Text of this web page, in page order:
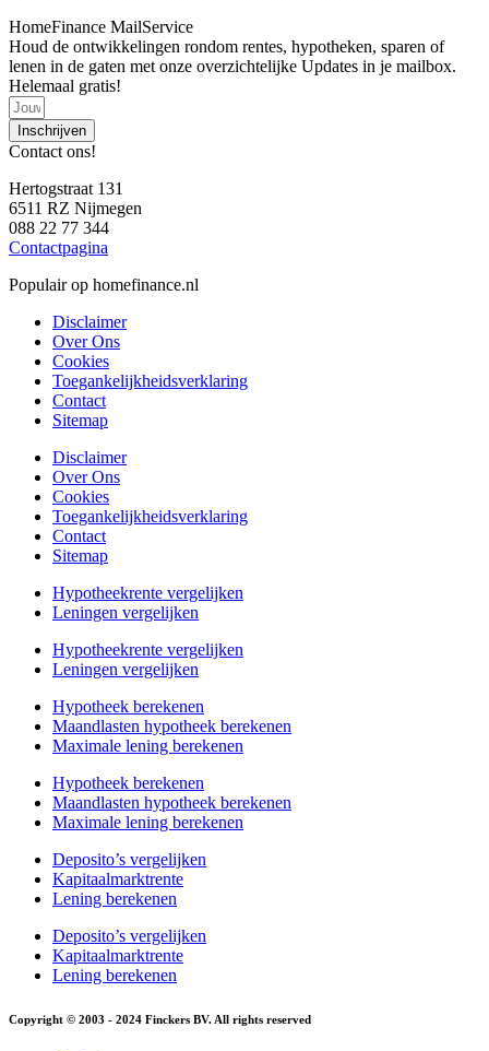
HomeFinance MailService
Houd de ontwikkelingen rondom rentes, hypotheken, sparen of
lenen in de gaten met onze overzichtelijke Updates in je mailbox.
Helemaal gratis!
Inschrijven
Contact ons!
Hertogstraat 131
6511 RZ Nijmegen
088 22 77 344
Contactpagina
Populair op homefinance.nl
Disclaimer
Over Ons
Cookies
Toegankelijkheidsverklaring
Contact
Sitemap
Disclaimer
Over Ons
Cookies
Toegankelijkheidsverklaring
Contact
Sitemap
Hypotheekrente vergelijken
Leningen vergelijken
Hypotheekrente vergelijken
Leningen vergelijken
Hypotheek berekenen
Maandlasten hypotheek berekenen
Maximale lening berekenen
Hypotheek berekenen
Maandlasten hypotheek berekenen
Maximale lening berekenen
Deposito’s vergelijken
Kapitaalmarktrente
Lening berekenen
Deposito’s vergelijken
Kapitaalmarktrente
Lening berekenen
Copyright © 2003 - 2024 Finckers BV. All rights reserved